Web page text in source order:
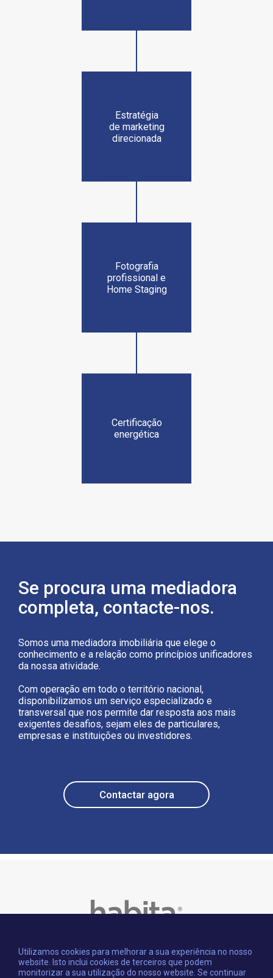
Estratégia
de marketing
direcionada
Fotografia
profissional e
Home Staging
Certificação
energética
Se procura uma mediadora
completa, contacte-nos.
Somos uma mediadora imobiliária que elege o
conhecimento e a relação como princípios unificadores
da nossa atividade.
Com operação em todo o território nacional,
disponibilizamos um serviço especializado e
transversal que nos permite dar resposta aos mais
exigentes desafios, sejam eles de particulares,
empresas e instituições ou investidores.
Contactar agora
Utilizamos cookies para melhorar a sua experiência no nosso
website. Isto inclui cookies de terceiros que podem
monitorizar a sua utilização do nosso website. Se continuar